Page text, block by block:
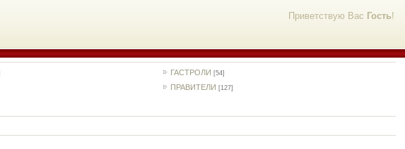
Приветствую Вас Гость!
ГАСТРОЛИ [54]
ПРАВИТЕЛИ [127]